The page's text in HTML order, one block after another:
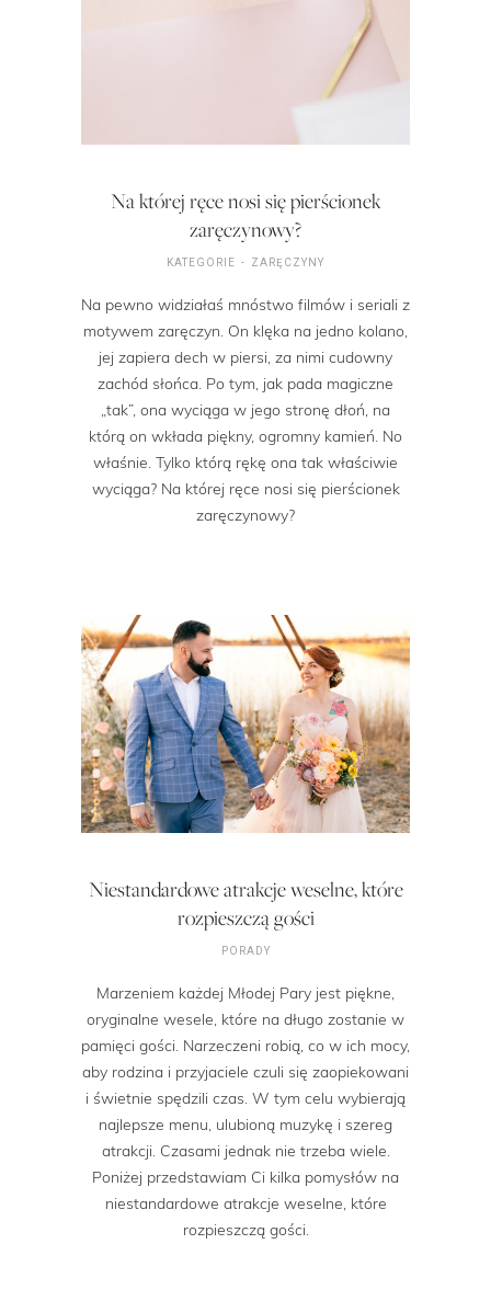
Na której ręce nosi się pierścionek
zaręczynowy?
KATEGORIE ZARĘCZYNY
Na pewno widziałaś mnóstwo filmów i seriali z
motywem zaręczyn. On klęka na jedno kolano,
jej zapiera dech w piersi, za nimi cudowny
zachód słońca. Po tym, jak pada magiczne
„tak”, ona wyciąga w jego stronę dłoń, na
którą on wkłada piękny, ogromny kamień. No
właśnie. Tylko którą rękę ona tak właściwie
wyciąga? Na której ręce nosi się pierścionek
zaręczynowy?
Niestandardowe atrakcje weselne, które
rozpieszczą gości
PORADY
Marzeniem każdej Młodej Pary jest piękne,
oryginalne wesele, które na długo zostanie w
pamięci gości. Narzeczeni robią, co w ich mocy,
aby rodzina i przyjaciele czuli się zaopiekowani
i świetnie spędzili czas. W tym celu wybierają
najlepsze menu, ulubioną muzykę i szereg
atrakcji. Czasami jednak nie trzeba wiele.
Poniżej przedstawiam Ci kilka pomysłów na
niestandardowe atrakcje weselne, które
rozpieszczą gości.